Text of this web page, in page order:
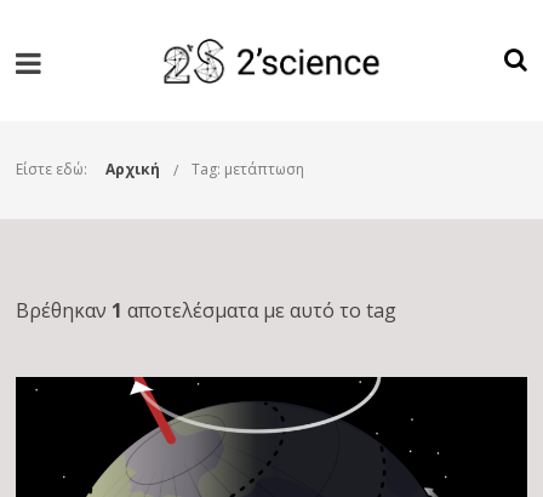
Είστε εδώ: Αρχική Tag: μετάπτωση
Βρέθηκαν 1 αποτελέσματα με αυτό το tag